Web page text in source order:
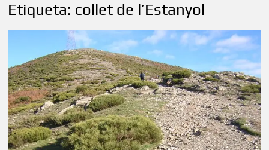
Etiqueta: collet de l’Estanyol